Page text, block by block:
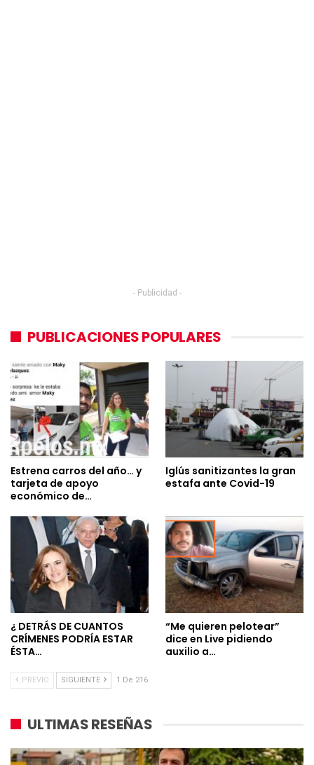
- Publicidad -
PUBLICACIONES POPULARES
Estrena carros del año… y
tarjeta de apoyo
económico de…
Iglús sanitizantes la gran
estafa ante Covid-19
¿ DETRÁS DE CUANTOS
CRÍMENES PODRÍA ESTAR
ÉSTA…
“Me quieren pelotear”
dice en Live pidiendo
auxilio a…
PREVIO SIGUIENTE 1 De 216
ULTIMAS RESEÑAS